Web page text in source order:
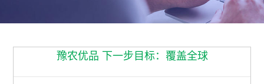
豫农优品 下一步目标：覆盖全球